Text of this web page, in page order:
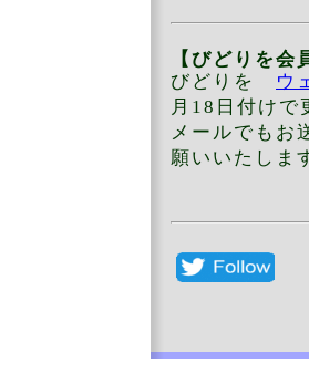
【びどりを
びどりを
ウ
月18日付けで
メールでもお
願いいたしま